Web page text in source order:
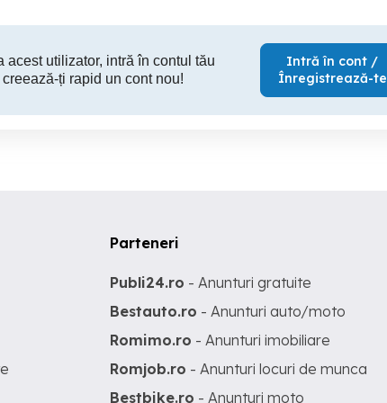
acest utilizator, intră în contul tău
ți rapid un cont nou!
Intră în cont /
Înregistrează-te
Parteneri
Publi24.ro - Anunturi gratuite
Bestauto.ro - Anunturi auto/moto
Romimo.ro - Anunturi imobiliare
Romjob.ro - Anunturi locuri de munca
Bestbike.ro - Anunturi moto